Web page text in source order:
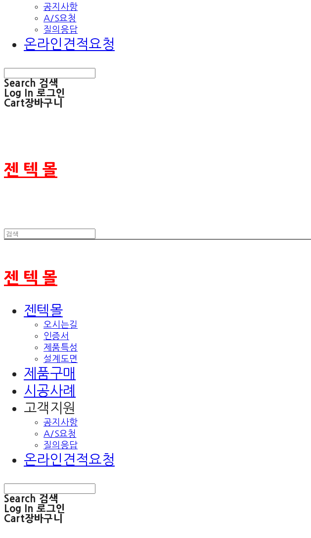
공지사항
A/S요청
질의응답
온라인견적요청
Search 검색
Log In 로그인
Cart장바구니
젠 텍 몰
젠 텍 몰
젠텍몰
오시는길
인증서
제품특성
설계도면
제품구매
시공사례
고객지원
공지사항
A/S요청
질의응답
온라인견적요청
Search 검색
Log In 로그인
Cart장바구니